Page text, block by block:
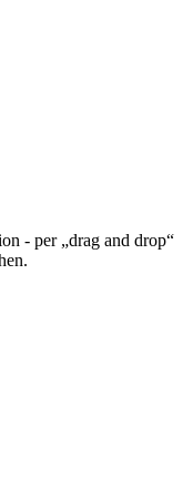
- per „drag and drop“